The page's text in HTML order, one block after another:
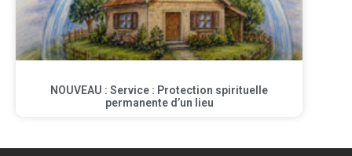
NOUVEAU : Service : Protection spirituelle
permanente d’un lieu